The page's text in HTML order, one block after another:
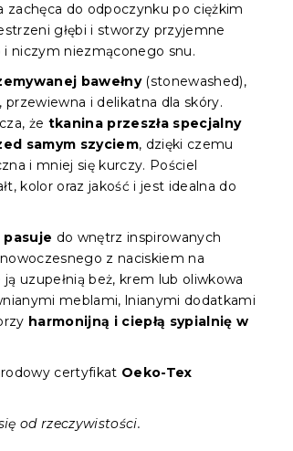
zachęca do odpoczynku po ciężkim
głębi i stworzy przyjemne
niczym niezmąconego snu.
bawełny(stonewashed),
i delikatna dla skóry.
że tkanina przeszła specjalny
samym szyciem, dzięki czemu
i mniej się kurczy. Pościel
kolor oraz jakość i jest idealna do
do wnętrz inspirowanych
z naciskiem na
uzupełnią beż, krem lub oliwkowa
meblami, lnianymi dodatkami
harmonijną i ciepłą sypialnię w
certyfikat Oeko-Tex
od rzeczywistości.